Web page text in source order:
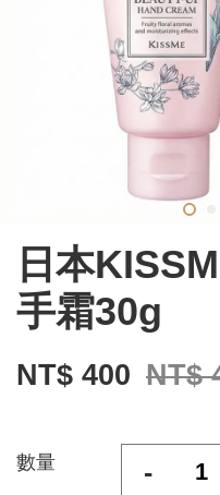
日本
手霜30g
NT$ 400 NT$
數量 -